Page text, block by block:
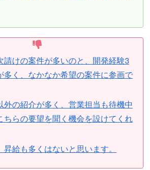
請けの案件が多いのと、開発経験3
多く、なかなか希望の案件に参画で
外の紹介が多く、営業担当も待機中
ちらの要望を聞く機会を設けてくれ
給も多くはないと思います。